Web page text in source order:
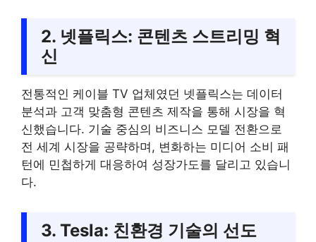
2. 넷플릭스: 콘텐츠 스트리밍 혁
신
전통적인 케이블 TV 업체였던 넷플릭스는 데이터
분석과 고객 맞춤형 콘텐츠 제작을 통해 시장을 혁
신했습니다. 기술 중심의 비즈니스 모델 전환으로
전 세계 시장을 공략하며, 변화하는 미디어 소비 패
턴에 민첩하게 대응하여 성장가도를 달리고 있습니
다.
3. Tesla: 친환경 기술의 선도